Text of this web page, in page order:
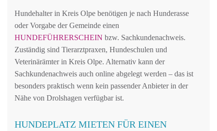
Hundehalter in Kreis Olpe benötigen je nach Hunderasse
oder Vorgabe der Gemeinde einen
HUNDEFÜHRERSCHEIN bzw. Sachkundenachweis.
Zuständig sind Tierarztpraxen, Hundeschulen und
Veterinärämter in Kreis Olpe. Alternativ kann der
Sachkundenachweis auch online abgelegt werden – das ist
besonders praktisch wenn kein passender Anbieter in der
Nähe von Drolshagen verfügbar ist.
HUNDEPLATZ MIETEN FÜR EINEN